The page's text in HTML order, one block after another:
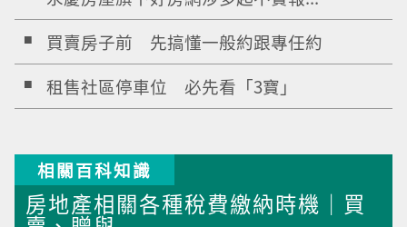
買賣房子前 先搞懂一般約跟專任約
租售社區停車位 必先看「3寶」
相關百科知識
房地產相關各種稅費繳納時機｜買